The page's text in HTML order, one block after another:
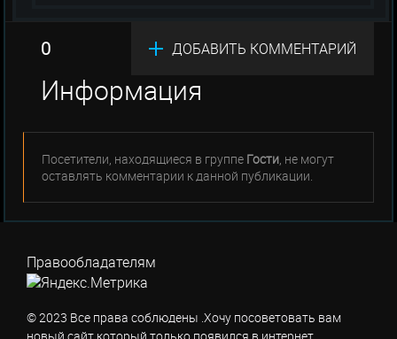
0 ДОБАВИТЬ КОММЕНТАРИЙ
Информация
Посетители, находящиеся в группе Гости, не могут
оставлять комментарии к данной публикации.
Правообладателям
© 2023 Все права соблюдены .Хочу посоветовать вам